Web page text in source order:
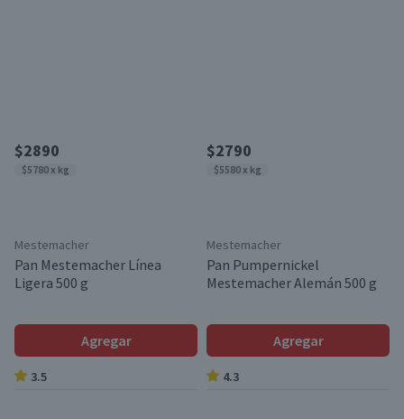
$2890
$5780 x kg
Mestemacher
Pan Mestemacher Línea
Ligera 500 g
Agregar
3.5
$2790
$5580 x kg
Mestemacher
Pan Pumpernickel
Mestemacher Alemán 500 g
Agregar
4.3